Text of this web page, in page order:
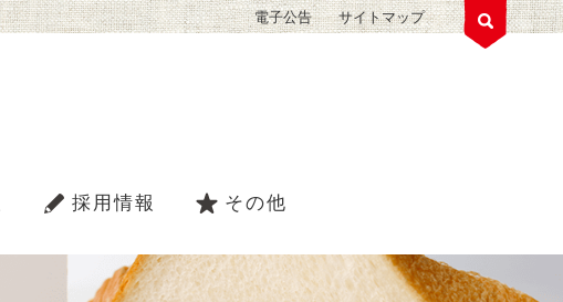
採用情報 その他
電子公告 サイトマップ